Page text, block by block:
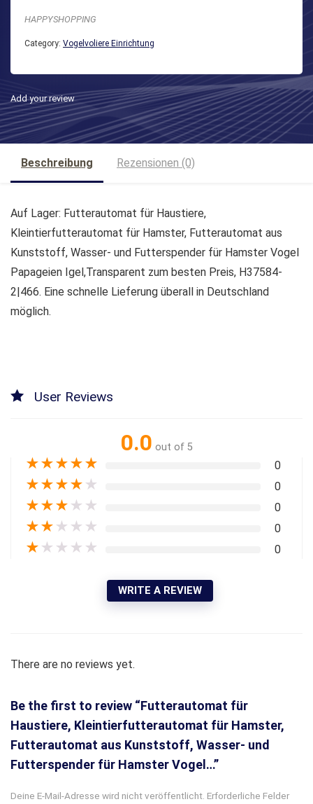
HAPPYSHOPPING
Category: Vogelvoliere Einrichtung
Add your review
Beschreibung Rezensionen (0)
Auf Lager: Futterautomat für Haustiere,
Kleintierfutterautomat für Hamster, Futterautomat aus
Kunststoff, Wasser- und Futterspender für Hamster Vogel
Papageien Igel,Transparent zum besten Preis, H37584-
2|466. Eine schnelle Lieferung überall in Deutschland
möglich.
User Reviews
0.0 out of 5
★★★★★ 0
★★★★ ★ 0
★★★ ★ ★ 0
★★ ★ ★ ★ 0
★ ★ ★ ★ ★ 0
WRITE A REVIEW
There are no reviews yet.
Be the first to review “Futterautomat für
Haustiere, Kleintierfutterautomat für Hamster,
Futterautomat aus Kunststoff, Wasser- und
Futterspender für Hamster Vogel…”
Deine E-Mail-Adresse wird nicht veröffentlicht. Erforderliche Felder